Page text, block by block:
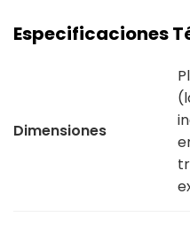
Especificaciones
Dimensiones